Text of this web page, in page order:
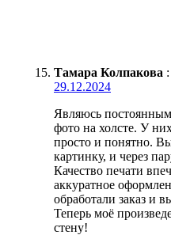
Тамара Колпакова :
29.12.2024
Являюсь
фото на холсте. У
просто и понятно.
картинку, и через
Качество печати
аккуратное
обработали заказ и
Теперь моё
стену!